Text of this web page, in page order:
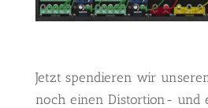
Jetzt spendieren wir
noch einen Distortion- und